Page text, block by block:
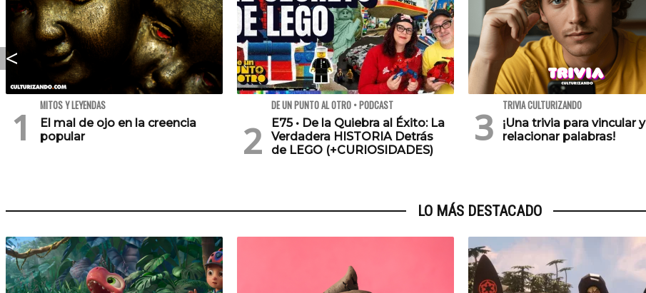
MITOS Y LEYENDAS
El mal de ojo en la creencia
popular
DE UN PUNTO AL OTRO • PODCAST
E75 • De la Quiebra al Éxito: La
Verdadera HISTORIA Detrás
de LEGO (+CURIOSIDADES)
TRIVIA CULTURIZANDO
¡Una trivia para vincular y
relacionar palabras!
LO MÁS DESTACADO